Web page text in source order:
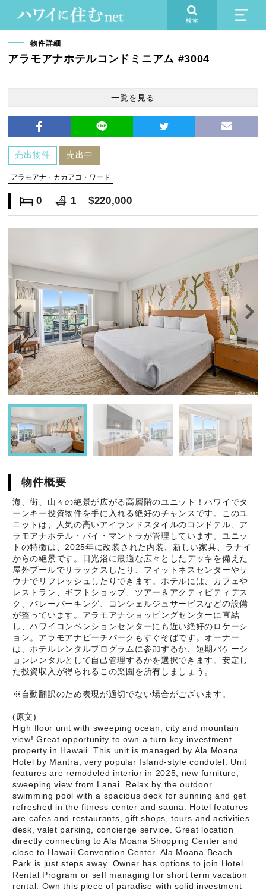
検索
物件詳細
アラモアナホテルコンドミニアム #3004
一覧を見る
売出物件 売出中
アラモアナ・カカアコ・ワード
0 1 $220,000
物件概要
海、街、山々の絶景が広がる高層階のユニット！ハワイでタ
ーンキー投資物件を手に入れる絶好のチャンスです。このユ
ニットは、人気の高いアイランドスタイルのコンドテル、ア
ラモアナホテル・バイ・マントラが管理しています。ユニッ
トの特徴は、2025年に改装された内装、新しい家具、ラナイ
からの絶景です。日光浴に最適な広々としたデッキを備えた
屋外プールでリラックスしたり、フィットネスセンターやサ
ウナでリフレッシュしたりできます。ホテルには、カフェや
レストラン、ギフトショップ、ツアー＆アクティビティデス
ク、バレーパーキング、コンシェルジュサービスなどの設備
が整っています。アラモアナショッピングセンターに直結
し、ハワイコンベンションセンターにも近い絶好のロケーシ
ョン。アラモアナビーチパークもすぐそばです。オーナー
は、ホテルレンタルプログラムに参加するか、短期バケーシ
ョンレンタルとして自己管理するかを選択できます。安定し
た投資収入が得られるこの楽園を所有しましょう。
※自動翻訳のため表現が適切でない場合がございます。
(原文)
High floor unit with sweeping ocean, city and mountain
view! Great opportunity to own a turn key investment
property in Hawaii. This unit is managed by Ala Moana
Hotel by Mantra, very popular Island-style condotel. Unit
features are remodeled interior in 2025, new furniture,
sweeping view from Lanai. Relax by the outdoor
swimming pool with a spacious deck for sunning and get
refreshed in the fitness center and sauna. Hotel features
are cafes and restaurants, gift shops, tours and activities
desk, valet parking, concierge service. Great location
directly connecting to Ala Moana Shopping Center and
close to Hawaii Convention Center. Ala Moana Beach
Park is just steps away. Owner has options to join Hotel
Rental Program or self managing for short term vacation
rental. Own this piece of paradise with solid investment